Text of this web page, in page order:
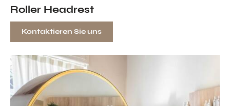
Roller Headrest
Kontaktieren Sie uns